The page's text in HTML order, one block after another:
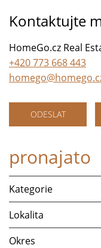
Kontaktujte
HomeGo.cz Real
+420 773 668 443
ODESLAT
pronajato
Kategorie
Lokalita
Okres